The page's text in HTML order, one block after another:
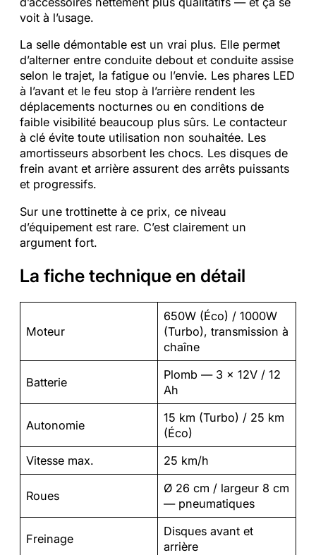
voit à l’usage.
La selle démontable est un vrai plus. Elle permet
d’alterner entre conduite debout et conduite assise
selon le trajet, la fatigue ou l’envie. Les phares LED
à l’avant et le feu stop à l’arrière rendent les
déplacements nocturnes ou en conditions de
faible visibilité beaucoup plus sûrs. Le contacteur
à clé évite toute utilisation non souhaitée. Les
amortisseurs absorbent les chocs. Les disques de
frein avant et arrière assurent des arrêts puissants
et progressifs.
Sur une trottinette à ce prix, ce niveau
d’équipement est rare. C’est clairement un
argument fort.
La fiche technique en détail
Moteur
650W (Éco) / 1000W
(Turbo), transmission à
chaîne
Batterie
Plomb — 3 × 12V / 12
Ah
Autonomie
15 km (Turbo) / 25 km
(Éco)
Vitesse max.
25 km/h
Roues
Ø 26 cm / largeur 8 cm
— pneumatiques
Freinage
Disques avant et
arrière